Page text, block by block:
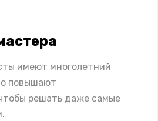
имеют многолетний
повышают
решать даже самые